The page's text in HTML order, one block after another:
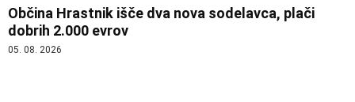
Občina Hrastnik išče dva nova sodelavca, plači
dobrih 2.000 evrov
05. 08. 2026